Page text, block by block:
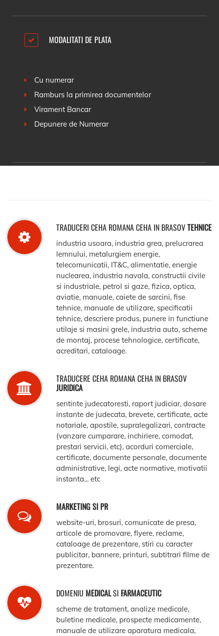
MODALITATI DE PLATA
Cu numerar
Ramburs la primirea documentelor
Virament Bancar
Depunere de Numerar
TRADUCERI CEHA ROMANA CEHA IN BRASOVTEHNICE
industria usoara, industria grea, prelucrarea
lemnului, metalurgiem energie,
telecomunicatii, IT&C, alimentatie, energie
nuclearea, industria navala, constructii civile
si industriale, petrol si gaze, fizica, optica,
aviatie, manuale, caiete de sarcini, fise
tehnice, manuale de utilizare, specificatii
tehnice, descriere produs, punere in functiune
utilaje si masini grele, industria auto, scheme
de montaj, procese tehnologice, certificate,
acreditari, cataloage.
TRADUCERE CEHA ROMANA CEHA IN BRASOV
JURIDICA
sentinte judecatoresti, raport judiciar, dosare
instante de judecata, brevete, certificate, acte
notariale, apostile, supralegalizari, contracte
(vanzare cumparare, inchiriere, comodat,
prestari servicii, etc), acorduri comerciale,
certificate, documente personale, documente
administrative, legi, acte normative, motivatii
instanta... etc
MARKETING SI PR
website-uri, brosuri, comunicate de presa,
articole de promovare, flyere, reclame,
cataloage de prezentare, stiri cu caracter
publicitar, bannere, printuri, subtitrari filme de
prezentare.
DOMENIU MEDICALSI FARMACEUTIC
scheme de tratament, analize medicale,
buletine medicale, prospecte medicamente,
manuale de utilizare aparatura medicala,